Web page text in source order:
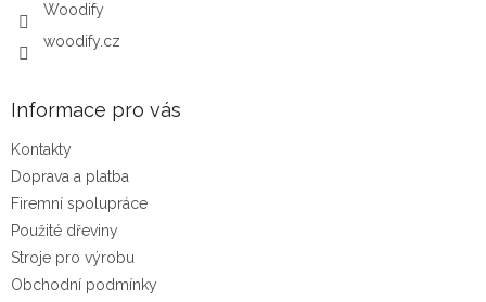
Woodify
woodify.cz
Informace pro vás
Kontakty
Doprava a platba
Firemní spolupráce
Použité dřeviny
Stroje pro výrobu
Obchodní podmínky